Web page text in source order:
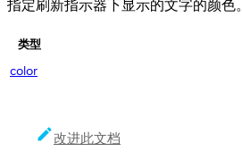
指定刷新指示器下显示的文字的颜色。
类型
color
改进此文档